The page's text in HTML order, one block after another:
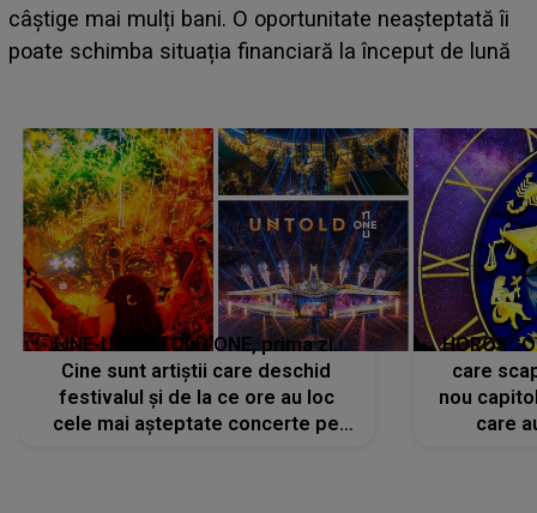
scena principală a festivalului Zara Larsson? Artista
suedeză a ajuns deja în România și s-a filmat din
LINE-UP UNTOLD ONE, prima zi.
Cine sunt artiștii care deschid
festivalul și de la ce ore au loc
cele mai așteptate concerte pe
care
nou
care